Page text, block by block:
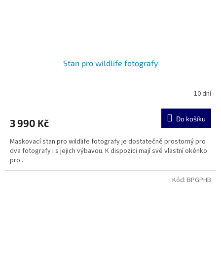
Stan pro wildlife fotografy
10 dní
3 990 Kč Do košíku
Maskovací stan pro wildlife fotografy je dostatečně prostorný pro
dva fotografy i s jejich výbavou. K dispozici mají své vlastní okénko
pro...
Kód: BPGPHB